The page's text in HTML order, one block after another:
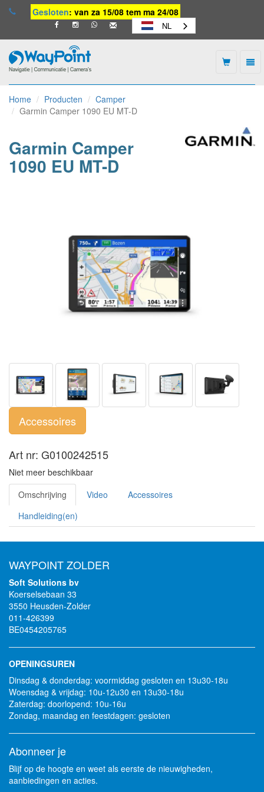
Gesloten: van za 15/08 tem ma 24/08
NL
-
naar
homepage
Home Producten
Camper
Garmin Camper 1090 EU MT-D
Garmin Camper
1090 EU MT-D
Accessoires
Art nr: G0100242515
Niet meer beschikbaar
Omschrijving
Video
Accessoires
Handleiding(en)
WAYPOINT ZOLDER
Soft Solutions bv
Koerselsebaan 33
3550 Heusden-Zolder
011-426399
BE0454205765
OPENINGSUREN
Dinsdag & donderdag: voormiddag gesloten en 13u30-18u
Woensdag & vrijdag: 10u-12u30 en 13u30-18u
Zaterdag: doorlopend: 10u-16u
Zondag, maandag en feestdagen: gesloten
Abonneer je
Blijf op de hoogte en weet als eerste de nieuwigheden,
aanbiedingen en acties.